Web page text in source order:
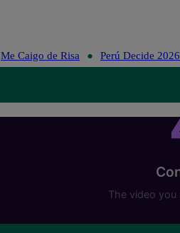
Me Caigo de Risa Perú Decide 2026